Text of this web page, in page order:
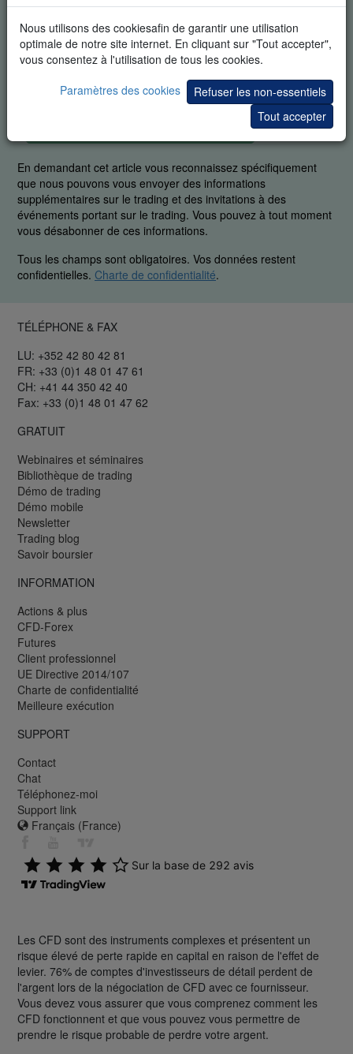
Nous utilisons des cookiesafin de garantir une utilisation
optimale de notre site internet. En cliquant sur "Tout accepter",
vous consentez à l'utilisation de tous les cookies.
Paramètres des cookies
Refuser les non-essentiels
Tout accepter
En demandant cet article vous reconnaissez spécifiquement
que nous pouvons vous envoyer des informations
supplémentaires sur le trading et des invitations à des
événements portant sur le trading. Vous pouvez à tout moment
vous désabonner de ces informations.
Tous les champs sont obligatoires. Vos données restent
confidentielles. Charte de confidentialité.
TÉLÉPHONE & FAX
LU: +352 42 80 42 81
FR: +33 (0)1 48 01 47 61
CH: +41 44 350 42 40
Fax: +33 (0)1 48 01 47 62
GRATUIT
Webinaires et séminaires
Bibliothèque de trading
Démo de trading
Démo mobile
Newsletter
Trading blog
Savoir boursier
INFORMATION
Actions & plus
CFD-Forex
Futures
Client professionnel
UE Directive 2014/107
Charte de confidentialité
Meilleure exécution
SUPPORT
Contact
Chat
Téléphonez-moi
Support link
Français (France)
Les CFD sont des instruments complexes et présentent un
risque élevé de perte rapide en capital en raison de l'effet de
levier. 76% de comptes d'investisseurs de détail perdent de
l'argent lors de la négociation de CFD avec ce fournisseur.
Vous devez vous assurer que vous comprenez comment les
CFD fonctionnent et que vous pouvez vous permettre de
prendre le risque probable de perdre votre argent.